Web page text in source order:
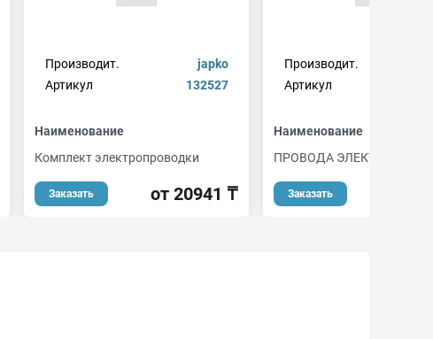
Производит.
japko
Артикул
132527
Наименование
Комплект электропроводки
Заказать от 20941 ₸
Производит.
Артикул
Наименование
ПРОВОДА
Заказать